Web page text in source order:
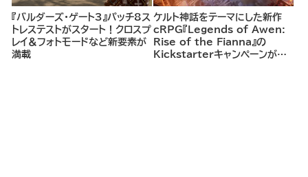
『バルダーズ・ゲート3』パッチ8ス
トレステストがスタート！クロスプ
レイ＆フォトモードなど新要素が
満載
ケルト神話をテーマにした新作
cRPG『Legends of Awen:
Rise of the Fianna』の
Kickstarterキャンペーンがま